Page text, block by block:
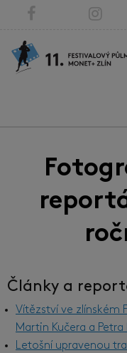
Články a
Vítězství ve zlínském
Martin Kučera a Petra
Letošní upravenou